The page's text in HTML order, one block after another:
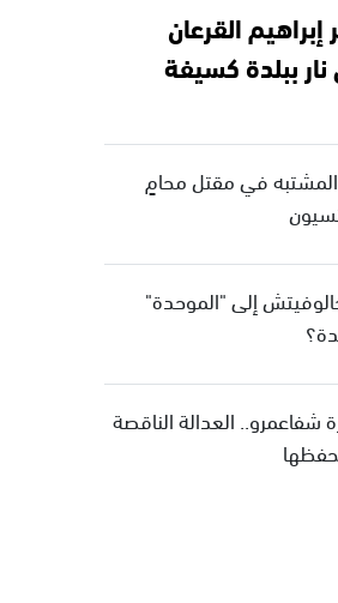
القرعان
ببلدة كسيفة
في مقتل محامٍ
إلى "الموحدة"
شفاعمرو.. العدالة الناقصة